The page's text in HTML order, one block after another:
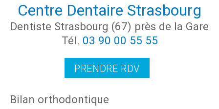
Centre Dentaire Strasbourg
Dentiste Strasbourg (67) près de la Gare
Tél. 03 90 00 55 55
PRENDRE RDV
Bilan orthodontique